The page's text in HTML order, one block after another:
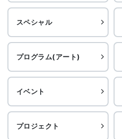
スペシャル
プログラム(アート)
イベント
プロジェクト